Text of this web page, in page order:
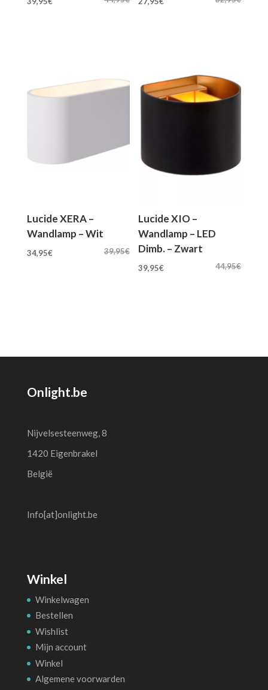
Lucide XERA –
Wandlamp – Wit
39,95€
Oorspronkelijke
34,95€Huidige
Lucide XIO –
Wandlamp – LED
Dimb. – Zwart
44,95€
Oorspronkelijke
39,95€
Onlight.be
Nijvelsesteenweg, 8
1420 Eigenbrakel
België
Info[at]onlight.be
Winkel
Winkelwagen
Bestellen
Wishlist
Mijn account
Winkel
Algemene voorwarden